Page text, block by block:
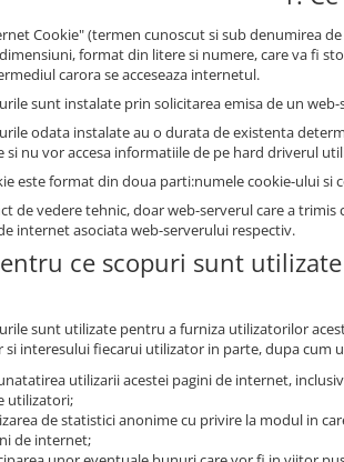
Cookie" (termen cunoscut si sub denumirea
format din litere si numere, care va fi
carora se acceseaza internetul.
sunt instalate prin solicitarea emisa de un
odata instalate au o durata de existenta
si nu vor accesa informatiile de pe hard driverul
este format din doua parti:numele cookie-ului si
de vedere tehnic, doar web-serverul care a
internet asociata web-serverului respectiv.
ce scopuri sunt
sunt utilizate pentru a furniza utilizatorilor
si interesului fiecarui utilizator in parte, dupa cum
utilizarii acestei pagini de internet,
utilizatori;
de statistici anonime cu privire la modul in
de internet;